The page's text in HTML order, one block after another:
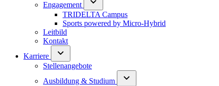
Engagement
TRIDELTA Campus
Sports powered by Micro-Hybrid
Leitbild
Kontakt
Karriere
Stellenangebote
Ausbildung & Studium